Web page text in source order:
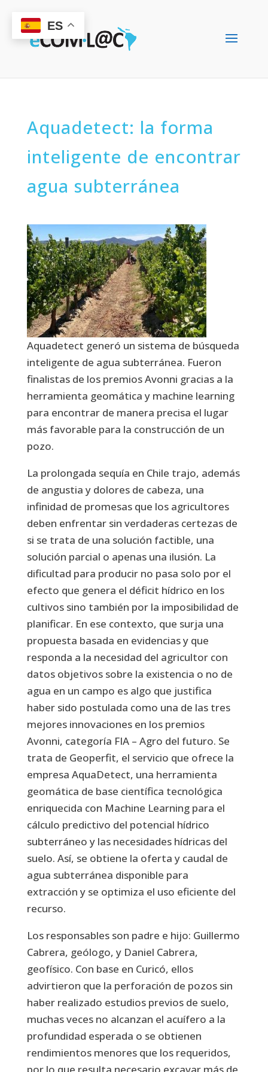
Aquadetect: la forma
inteligente de encontrar
agua subterránea
Aquadetect generó un sistema de búsqueda
inteligente de agua subterránea. Fueron
finalistas de los premios Avonni gracias a la
herramienta geomática y machine learning
para encontrar de manera precisa el lugar
más favorable para la construcción de un
pozo.
La prolongada sequía en Chile trajo, además
de angustia y dolores de cabeza, una
infinidad de promesas que los agricultores
deben enfrentar sin verdaderas certezas de
si se trata de una solución factible, una
solución parcial o apenas una ilusión. La
dificultad para producir no pasa solo por el
efecto que genera el déficit hídrico en los
cultivos sino también por la imposibilidad de
planificar. En ese contexto, que surja una
propuesta basada en evidencias y que
responda a la necesidad del agricultor con
datos objetivos sobre la existencia o no de
agua en un campo es algo que justifica
haber sido postulada como una de las tres
mejores innovaciones en los premios
Avonni, categoría FIA – Agro del futuro. Se
trata de Geoperfit, el servicio que ofrece la
empresa AquaDetect, una herramienta
geomática de base científica tecnológica
enriquecida con Machine Learning para el
cálculo predictivo del potencial hídrico
subterráneo y las necesidades hídricas del
suelo. Así, se obtiene la oferta y caudal de
agua subterránea disponible para
extracción y se optimiza el uso eficiente del
recurso.
Los responsables son padre e hijo: Guillermo
Cabrera, geólogo, y Daniel Cabrera,
geofísico. Con base en Curicó, ellos
advirtieron que la perforación de pozos sin
haber realizado estudios previos de suelo,
muchas veces no alcanzan el acuífero a la
profundidad esperada o se obtienen
rendimientos menores que los requeridos,
ES